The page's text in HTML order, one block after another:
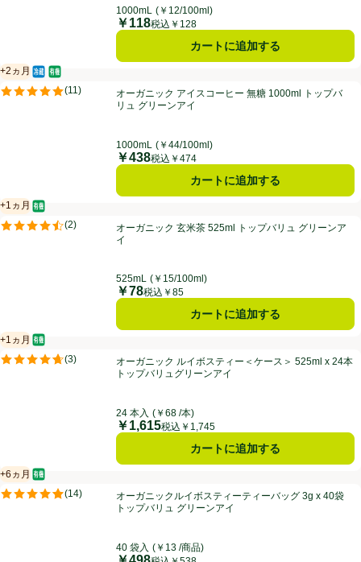
1000mL (￥12/100ml)
価格
￥118税込￥128
カートに追加する
オーガニック アイスコーヒー 無糖 1000ml トップバリュ グリーンアイ
+2ヵ月
賞味・消費期限保証：2ヵ月
冷蔵食品
オーガニック/有機
(11)
評価は11件のレビューで5点中5.0点。オーガニック アイスコーヒー 無糖 1000ml トップバ
リュ グリーンアイ
1000mL (￥44/100ml)
価格
￥438税込￥474
カートに追加する
オーガニック 玄米茶 525ml トップバリュ グリーンアイ
+1ヵ月
賞味・消費期限保証：1ヵ月
オーガニック/有機
(2)
評価は2件のレビューで5点中4.5点。オーガニック 玄米茶 525ml トップバリュ グリーンア
イ
525mL (￥15/100ml)
価格
￥78税込￥85
カートに追加する
オーガニック ルイボスティー＜ケース＞ 525ml x 24本 トップバリュ
+1ヵ月
賞味・消費期限保証：1ヵ月
オーガニック/有機
(3)
評価は3件のレビューで5点中4.7点。オーガニック ルイボスティー＜ケース＞ 525ml x 24本
トップバリュグリーンアイ
24 本入 (￥68 /本)
価格
￥1,615税込￥1,745
カートに追加する
オーガニックルイボスティーティーバッグ 3g x 40袋 トップバリュ グ
+6ヵ月
賞味・消費期限保証：6ヵ月
オーガニック/有機
(14)
評価は14件のレビューで5点中4.9点。オーガニックルイボスティーティーバッグ 3g x 40袋
トップバリュ グリーンアイ
40 袋入 (￥13 /商品)